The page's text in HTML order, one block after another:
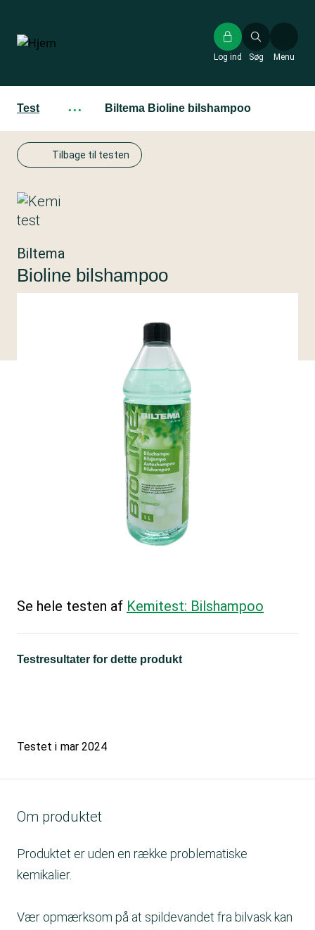
hovedindhold
Søg
Log ind Menu
Test ··· Biltema Bioline bilshampoo
Tilbage til testen
Biltema
Bioline bilshampoo
Se hele testen af Kemitest: Bilshampoo
Testresultater for dette produkt
Testet i mar 2024
Om produktet
Produktet er uden en række problematiske
kemikalier.
Vær opmærksom på at spildevandet fra bilvask kan